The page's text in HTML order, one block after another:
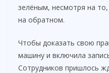
зелёным, несмотря на
на обратном.
Чтобы доказать свою
машину и включила
Сотрудников пришлось